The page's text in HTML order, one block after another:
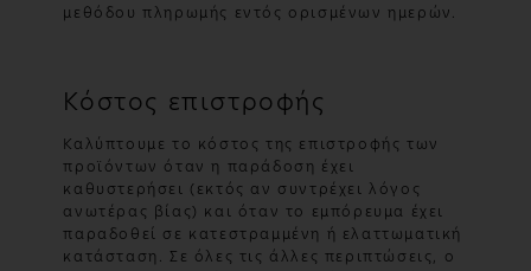
μεθόδου πληρωμής εντός ορισμένων ημερών.
Κόστος επιστροφής
Καλύπτουμε το κόστος της επιστροφής των
προϊόντων όταν η παράδοση έχει
καθυστερήσει (εκτός αν συντρέχει λόγος
ανωτέρας βίας) και όταν το εμπόρευμα έχει
παραδοθεί σε κατεστραμμένη ή ελαττωματική
κατάσταση. Σε όλες τις άλλες περιπτώσεις, ο